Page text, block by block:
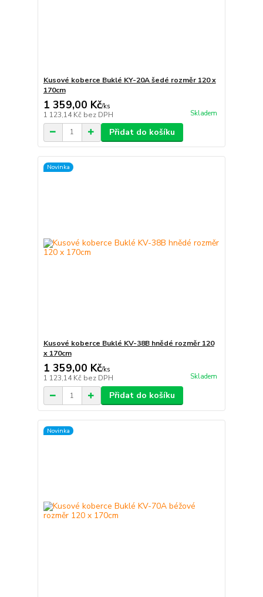
Kusové koberce Buklé KY-20A šedé rozměr 120 x
170cm
1 359,00 Kč/ks
1 123,14 Kč bez DPH Skladem
Přidat do košíku
Novinka
Kusové koberce Buklé KV-38B hnědé rozměr 120
x 170cm
1 359,00 Kč/ks
1 123,14 Kč bez DPH Skladem
Přidat do košíku
Novinka